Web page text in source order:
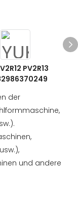
PV2R13
der
und andere